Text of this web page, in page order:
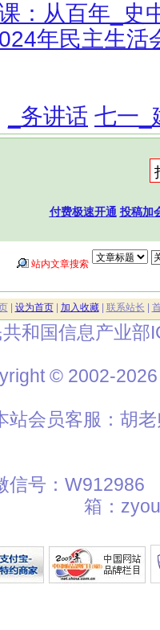
课：从百年_史
年民主生活
_务讲话 七一_
付费极速开通 投稿加
站内文章搜索
| 设为首页| 加入收藏| 联系站长
和国信息产业部
© 2002-
站会员客服：胡
信号：
箱：